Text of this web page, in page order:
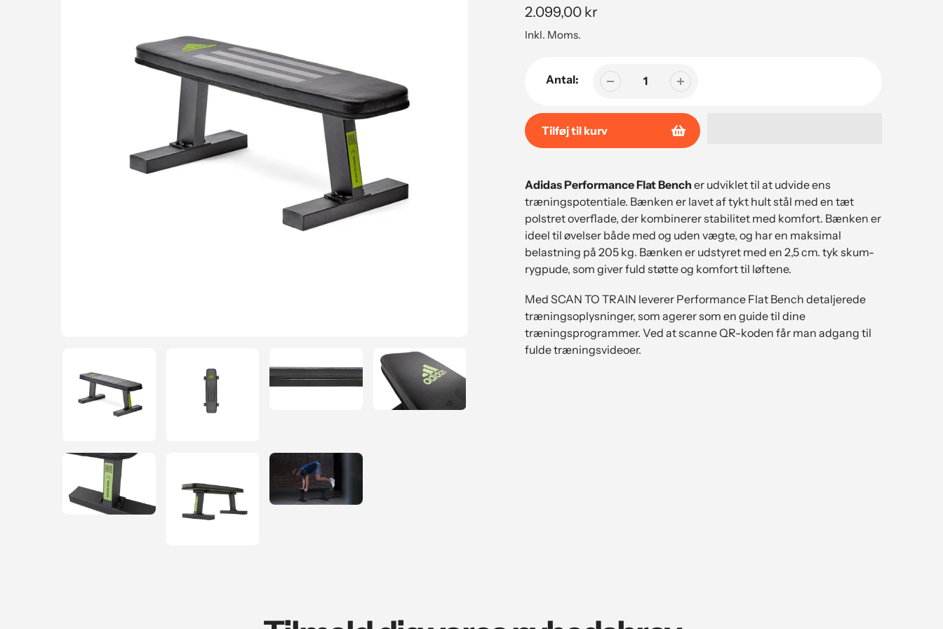
Normal
pris
2.099,00 kr
Inkl. Moms.
Antal:
Tilføj til kurv
af
produkt
til
din
indkøbsvogn
Adidas Performance Flat Bench er udviklet til at udvide ens
træningspotentiale. Bænken er lavet af tykt hult stål med en tæt
polstret overflade, der kombinerer stabilitet med komfort. Bænken er
ideel til øvelser både med og uden vægte, og har en maksimal
belastning på 205 kg. Bænken er udstyret med en 2,5 cm. tyk skum-
rygpude, som giver fuld støtte og komfort til løftene.
Med SCAN TO TRAIN leverer Performance Flat Bench detaljerede
træningsoplysninger, som agerer som en guide til dine
træningsprogrammer. Ved at scanne QR-koden får man adgang til
fulde træningsvideoer.